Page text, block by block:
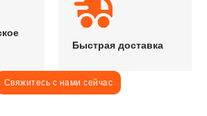
Быстрая доставка
Свяжитесь с нами сейчас